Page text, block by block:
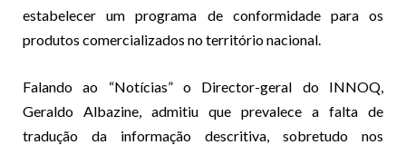
estabelecer um programa de conformidade para os
produtos comercializados no território nacional.
Falando ao “Notícias” o Director-geral do INNOQ,
Geraldo Albazine, admitiu que prevalece a falta de
tradução da informação descritiva, sobretudo nos